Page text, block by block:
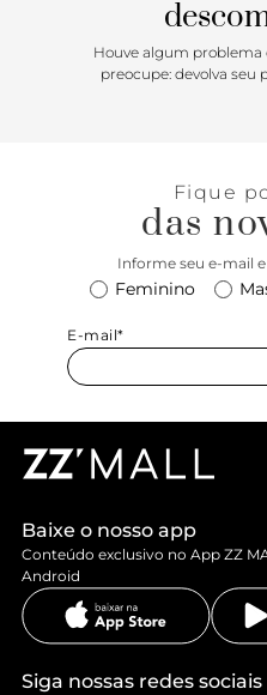
Houve algum problema
preocupe: devolva seu
Fique
das
Informe seu e-mail
Feminino
E-mail*
Baixe o nosso app
Conteúdo exclusivo no App ZZ
Android
Siga nossas redes sociais